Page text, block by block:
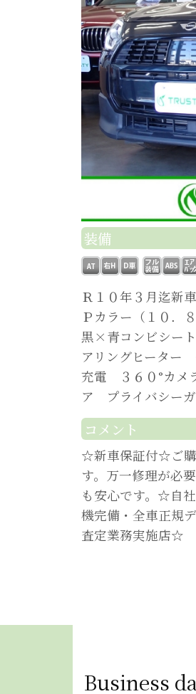
装備
Ｒ１０年３月迄
Ｐカラー（１０
黒×青コンビシー
アリングヒーター
充電 ３６０°カメ
ア プライバシー
コメント
☆新車保証付☆ご購
す。万一修理が必
も安心です。☆自
機完備・全車正規
査定業務実施店☆
Business